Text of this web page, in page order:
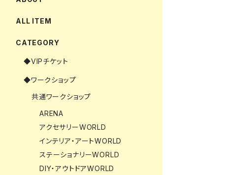
ALL ITEM
CATEGORY
◆VIPチケット
◆ワークショップ
共通ワークショップ
ARENA
アクセサリーWORLD
インテリア・アートWORLD
ステーショナリーWORLD
DIY・アウトドアWORLD